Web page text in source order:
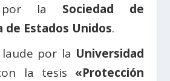
por la Sociedad de
de Estados Unidos.
por la Universidad
la tesis «Protección